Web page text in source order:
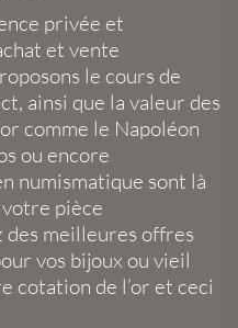
privée et
et vente
le cours de
, ainsi que la valeur des
comme le Napoléon
ou encore
numismatique sont là
pièce
des meilleures offres
vos bijoux ou vieil
cotation de l’or et ceci